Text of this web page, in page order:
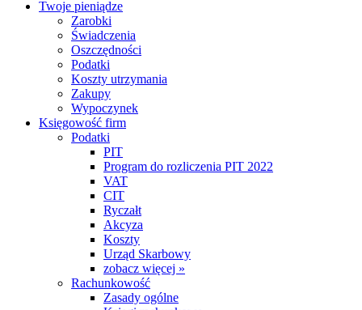
Twoje pieniądze
Zarobki
Świadczenia
Oszczędności
Podatki
Koszty utrzymania
Zakupy
Wypoczynek
Księgowość firm
Podatki
PIT
Program do rozliczenia PIT 2022
VAT
CIT
Ryczałt
Akcyza
Koszty
Urząd Skarbowy
zobacz więcej »
Rachunkowość
Zasady ogólne